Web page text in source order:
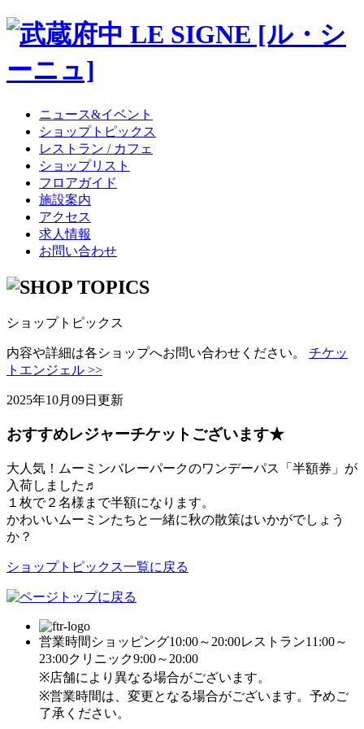
ニュース&イベント
ショップトピックス
レストラン / カフェ
ショップリスト
フロアガイド
施設案内
アクセス
求人情報
お問い合わせ
ショップトピックス
内容や詳細は各ショップへお問い合わせください。 チケッ
トエンジェル >>
2025年10月09日更新
おすすめレジャーチケットございます★
大人気！ムーミンバレーパークのワンデーパス「半額券」が
入荷しました♬
１枚で２名様まで半額になります。
かわいいムーミンたちと一緒に秋の散策はいかがでしょう
か？
ショップトピックス一覧に戻る
営業時間 ショッピング10:00～20:00レストラン11:00～
23:00クリニック9:00～20:00
※店舗により異なる場合がございます。
※営業時間は、変更となる場合がございます。予めご
了承ください。